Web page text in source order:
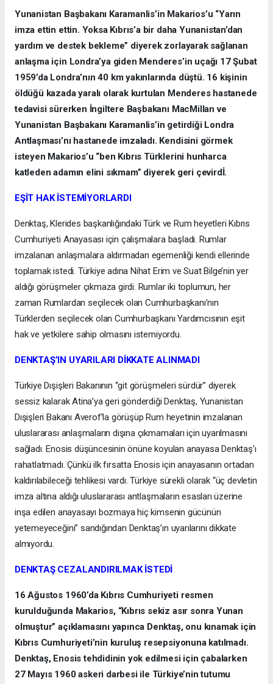
Yunanistan Başbakanı Karamanlis’in Makarios’u “Yarın
imza ettin ettin. Yoksa Kıbrıs’a bir daha Yunanistan’dan
yardım ve destek bekleme” diyerek zorlayarak sağlanan
anlaşma için Londra’ya giden Menderes’in uçağı 17 Şubat
1959’da Londra’nın 40 km yakınlarında düştü. 16 kişinin
öldüğü kazada yaralı olarak kurtulan Menderes hastanede
tedavisi sürerken İngiltere Başbakanı MacMillan ve
Yunanistan Başbakanı Karamanlis’in getirdiği Londra
Antlaşması’nı hastanede imzaladı. Kendisini görmek
isteyen Makarios’u “ben Kıbrıs Türklerini hunharca
katleden adamın elini sıkmam” diyerek geri çevirdİ.
EŞİT HAK İSTEMİYORLARDI
Denktaş, Klerides başkanlığındaki Türk ve Rum heyetleri Kıbrıs
Cumhuriyeti Anayasası için çalışmalara başladı. Rumlar
imzalanan anlaşmalara aldırmadan egemenliği kendi ellerinde
toplamak istedi. Türkiye adına Nihat Erim ve Suat Bilge’nin yer
aldığı görüşmeler çıkmaza girdi. Rumlar iki toplumun, her
zaman Rumlardan seçilecek olan Cumhurbaşkanı’nın
Türklerden seçilecek olan Cumhurbaşkanı Yardımcısının eşit
hak ve yetkilere sahip olmasını istemiyordu.
DENKTAŞ’IN UYARILARI DİKKATE ALINMADI
Türkiye Dışişleri Bakanının “git görüşmeleri sürdür” diyerek
sessiz kalarak Atina’ya geri gönderdiği Denktaş, Yunanistan
Dışişleri Bakanı Averof’la görüşüp Rum heyetinin imzalanan
uluslararası anlaşmaların dışına çıkmamaları için uyarılmasını
sağladı. Enosis düşüncesinin önüne koyulan anayasa Denktaş’ı
rahatlatmadı. Çünkü ilk fırsatta Enosis için anayasanın ortadan
kaldırılabileceği tehlikesi vardı. Türkiye sürekli olarak “üç devletin
imza altına aldığı uluslararası antlaşmaların esasları üzerine
inşa edilen anayasayı bozmaya hiç kimsenin gücünün
yetemeyeceğini” sandığından Denktaş’ın uyarılarını dikkate
almıyordu.
DENKTAŞ CEZALANDIRILMAK İSTEDİ
16 Ağustos 1960’da Kıbrıs Cumhuriyeti resmen
kurulduğunda Makarios, “Kıbrıs sekiz asır sonra Yunan
olmuştur” açıklamasını yapınca Denktaş, onu kınamak için
Kıbrıs Cumhuriyeti’nin kuruluş resepsiyonuna katılmadı.
Denktaş, Enosis tehdidinin yok edilmesi için çabalarken
27 Mayıs 1960 askeri darbesi ile Türkiye’nin tutumu